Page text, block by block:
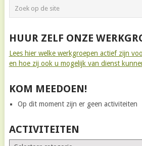
HUUR ZELF ONZE
Lees hier welke werkgroepen actief zijn
en hoe zij ook u mogelijk van dienst
KOM MEEDOEN!
Op dit moment zijn er geen activiteiten
ACTIVITEITEN